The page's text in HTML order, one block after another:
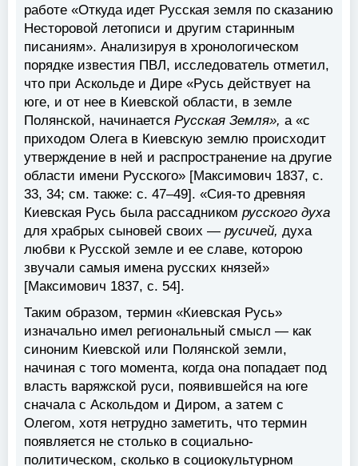
работе «Откуда идет Русская земля по сказанию
Несторовой летописи и другим старинным
писаниям». Анализируя в хронологическом
порядке известия ПВЛ, исследователь отметил,
что при Аскольде и Дире «Русь действует на
юге, и от нее в Киевской области, в земле
Полянской, начинается Русская Земля», а «с
приходом Олега в Киевскую землю происходит
утверждение в ней и распространение на другие
области имени Русского» [Максимович 1837, с.
33, 34; см. также: с. 47–49]. «Сия-то древняя
Киевская Русь была рассадником русского духа
для храбрых сыновей своих — русичей, духа
любви к Русской земле и ее славе, которою
звучали самыя имена русских князей»
[Максимович 1837, с. 54].
Таким образом, термин «Киевская Русь»
изначально имел региональный смысл — как
синоним Киевской или Полянской земли,
начиная с того момента, когда она попадает под
власть варяжской руси, появившейся на юге
сначала с Аскольдом и Диром, а затем с
Олегом, хотя нетрудно заметить, что термин
появляется не столько в социально-
политическом, сколько в социокультурном